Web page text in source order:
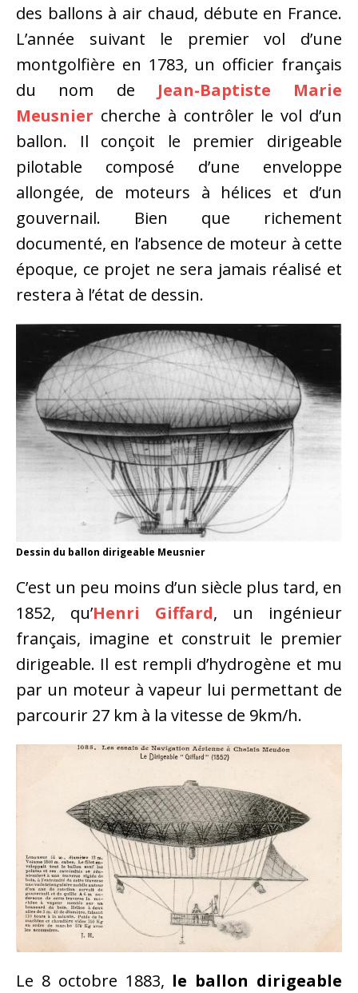
des ballons à air chaud, débute en France.
L’année suivant le premier vol d’une
montgolfière en 1783, un officier français
du nom de Jean-Baptiste Marie
Meusnier cherche à contrôler le vol d’un
ballon. Il conçoit le premier dirigeable
pilotable composé d’une enveloppe
allongée, de moteurs à hélices et d’un
gouvernail. Bien que richement
documenté, en l’absence de moteur à cette
époque, ce projet ne sera jamais réalisé et
restera à l’état de dessin.
Dessin du ballon dirigeable Meusnier
C’est un peu moins d’un siècle plus tard, en
1852, qu’Henri Giffard, un ingénieur
français, imagine et construit le premier
dirigeable. Il est rempli d’hydrogène et mu
par un moteur à vapeur lui permettant de
parcourir 27 km à la vitesse de 9km/h.
Le 8 octobre 1883, le ballon dirigeable